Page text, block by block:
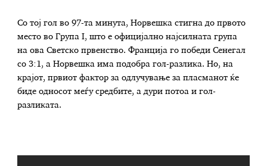
Со тој гол во 97-та минута, Норвешка стигна до првото
место во Група I, што е официјално најсилната група
на ова Светско првенство. Франција го победи Сенегал
со 3:1, а Норвешка има подобра гол-разлика. Но, на
крајот, првиот фактор за одлучување за пласманот ќе
биде односот меѓу средбите, а дури потоа и гол-
разликата.